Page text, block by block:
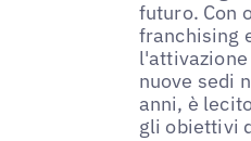
futuro. Con
franchising
nuove sedi
anni, è
gli obiettivi